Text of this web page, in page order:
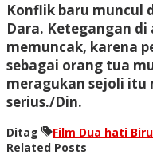
Konflik baru muncul
Dara. Ketegangan
memuncak, karena
sebagai orang tua
meragukan sejoli itu
serius./Din.
Ditag Film Dua hati Biru
Related Posts